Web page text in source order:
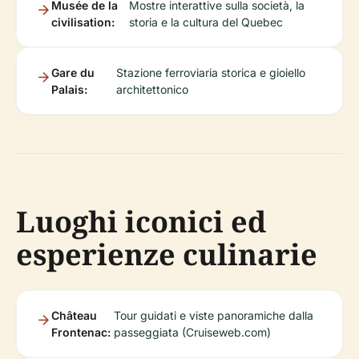
Musée de la
civilisation:
Mostre interattive sulla società, la
storia e la cultura del Quebec
Gare du
Palais:
Stazione ferroviaria storica e gioiello
architettonico
Luoghi iconici ed
esperienze culinarie
Château
Frontenac:
Tour guidati e viste panoramiche dalla
passeggiata (Cruiseweb.com)